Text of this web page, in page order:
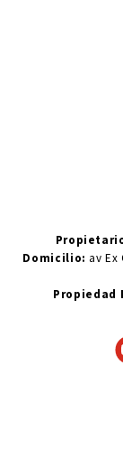
Domicilio: av Ex